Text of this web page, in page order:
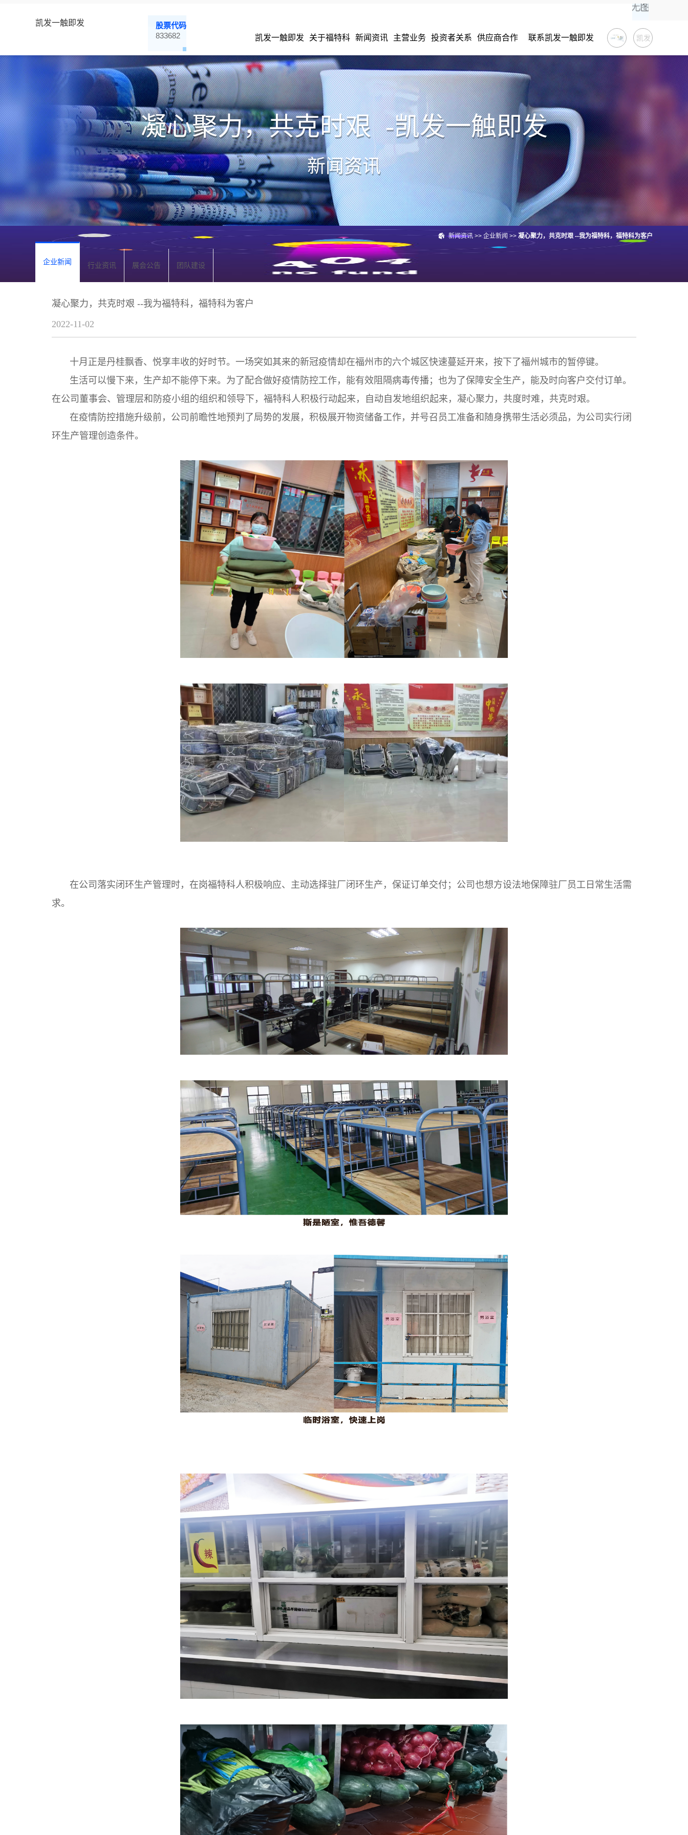
凯发一触即发
股票代码
833682
凯发
一触
凯发一触即发 关于福特科 新闻资讯 主营业务 投资者关系 供应商合作 联系凯发一触即发
凝心聚力，共克时艰 -凯发一触即发
新闻资讯
新闻资讯 >>企业新闻 >>凝心聚力，共克时艰 --我为福特科，福特科为客户
企业新闻 行业资讯 展会公告 团队建设
凝心聚力，共克时艰 --我为福特科，福特科为客户
2022-11-02
十月正是丹桂飘香、悦享丰收的好时节。一场突如其来的新冠疫情却在福州市的六个城区快速蔓延开来，按下了福州城市的暂停键。
生活可以慢下来，生产却不能停下来。为了配合做好疫情防控工作，能有效阻隔病毒传播；也为了保障安全生产，能及时向客户交付订单。
在公司董事会、管理层和防疫小组的组织和领导下，福特科人积极行动起来，自动自发地组织起来，凝心聚力，共度时难，共克时艰。
在疫情防控措施升级前，公司前瞻性地预判了局势的发展，积极展开物资储备工作，并号召员工准备和随身携带生活必须品，为公司实行闭
环生产管理创造条件。
在公司落实闭环生产管理时，在岗福特科人积极响应、主动选择驻厂闭环生产，保证订单交付；公司也想方设法地保障驻厂员工日常生活需
求。